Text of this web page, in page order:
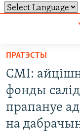
доступу
Перайсьці
да
галоўнага
зьместу
Перайсьці
да
ТОЛЬКІ НА
СУВЯЗЬ
АБЫСЬЦІ
ПАДПІСАЦЦА
ПРАТЭСТЫ
СМІ:
фонды
прапануе
на